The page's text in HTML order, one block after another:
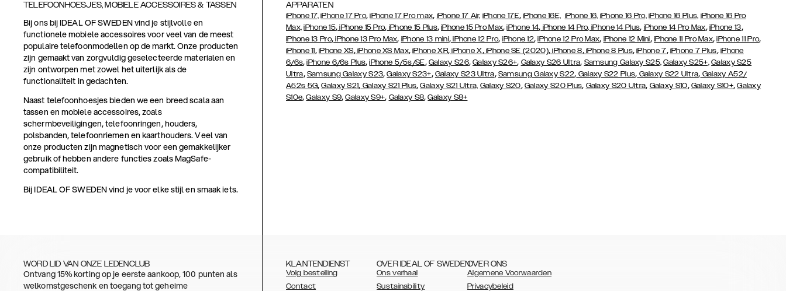
TELEFOONHOESJES, MOBIELE ACCESSOIRES & TASSEN
Bij ons bij IDEAL OF SWEDEN vind je stijlvolle en
functionele mobiele accessoires voor veel van de meest
populaire telefoonmodellen op de markt. Onze producten
zijn gemaakt van zorgvuldig geselecteerde materialen en
zijn ontworpen met zowel het uiterlijk als de
functionaliteit in gedachten.
Naast telefoonhoesjes bieden we een breed scala aan
tassen en mobiele accessoires, zoals
schermbeveiligingen, telefoonringen, houders,
polsbanden, telefoonriemen en kaarthouders. Veel van
onze producten zijn magnetisch voor een gemakkelijker
gebruik of hebben andere functies zoals MagSafe-
compatibiliteit.
Bij IDEAL OF SWEDEN vind je voor elke stijl en smaak iets.
APPARATEN
iPhone 17, iPhone 17 Pro,iPhone 17 Pro max, iPhone 17 Air, iPhone 17E,iPhone 16E, iPhone 16, iPhone 16 Pro, iPhone 16 Plus, iPhone 16 Pro
Max, iPhone 15, iPhone 15 Pro, iPhone 15 Plus,iPhone 15 Pro Max,iPhone 14, iPhone 14 Pro, iPhone 14 Plus, iPhone 14 Pro Max, iPhone 13,
iPhone 13 Pro, iPhone 13 Pro Max, iPhone 13 mini,iPhone 12 Pro,iPhone 12,iPhone 12 Pro Max, iPhone 12 Mini, iPhone 11 Pro Max,iPhone 11 Pro,
iPhone 11, iPhone XS,iPhone XS Max,iPhone XR,iPhone X,iPhone SE (2020),iPhone 8,iPhone 8 Plus,iPhone 7, iPhone 7 Plus, iPhone
6/6s,iPhone 6/6s Plus,iPhone 5/5s/SE, Galaxy S26,Galaxy S26+, Galaxy S26 Ultra, Samsung Galaxy S25, Galaxy S25+, Galaxy S25
Ultra, Samsung Galaxy S23,Galaxy S23+, Galaxy S23 Ultra, Samsung Galaxy S22, Galaxy S22 Plus, Galaxy S22 Ultra, Galaxy A52/
A52s 5G,Galaxy S21, Galaxy S21 Plus,Galaxy S21 Ultra, Galaxy S20, Galaxy S20 Plus, Galaxy S20 Ultra, Galaxy S10, Galaxy S10+,Galaxy
S10e,Galaxy S9,Galaxy S9+, Galaxy S8,Galaxy S8+
WORD LID VAN ONZE LEDENCLUB
Ontvang 15% korting op je eerste aankoop, 100 punten als
welkomstgeschenk en toegang tot geheime
KLANTENDIENST
Volg bestelling
Contact
OVER IDEAL OF SWEDEN
Ons verhaal
Sustainability
OVER ONS
Algemene Voorwaarden
Privacybeleid